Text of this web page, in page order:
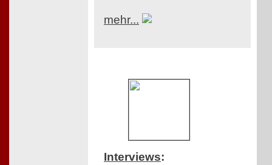
mehr...
Interviews: